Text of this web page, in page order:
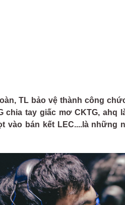
TL bảo vệ thành công
chia tay giấc mơ CKTG,
vào bán kết LEC....là